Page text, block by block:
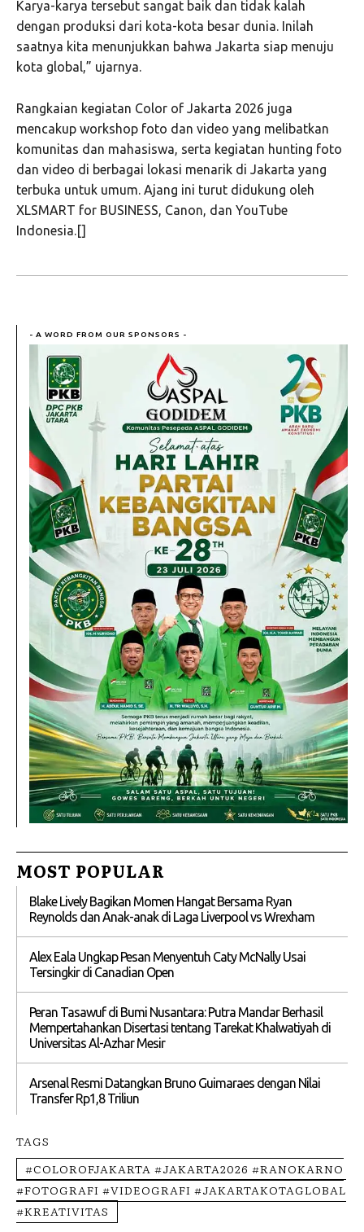
Karya-karya tersebut sangat baik dan tidak kalah
dengan produksi dari kota-kota besar dunia. Inilah
saatnya kita menunjukkan bahwa Jakarta siap menuju
kota global,” ujarnya.
Rangkaian kegiatan Color of Jakarta 2026 juga
mencakup workshop foto dan video yang melibatkan
komunitas dan mahasiswa, serta kegiatan hunting foto
dan video di berbagai lokasi menarik di Jakarta yang
terbuka untuk umum. Ajang ini turut didukung oleh
XLSMART for BUSINESS, Canon, dan YouTube
Indonesia.[]
- A WORD FROM OUR SPONSORS -
MOST POPULAR
Blake Lively Bagikan Momen Hangat Bersama Ryan
Reynolds dan Anak-anak di Laga Liverpool vs Wrexham
Alex Eala Ungkap Pesan Menyentuh Caty McNally Usai
Tersingkir di Canadian Open
Peran Tasawuf di Bumi Nusantara: Putra Mandar Berhasil
Mempertahankan Disertasi tentang Tarekat Khalwatiyah di
Universitas Al-Azhar Mesir
Arsenal Resmi Datangkan Bruno Guimaraes dengan Nilai
Transfer Rp1,8 Triliun
TAGS
#COLOROFJAKARTA #JAKARTA2026 #RANOKARNO
#FOTOGRAFI #VIDEOGRAFI #JAKARTAKOTAGLOBAL
#KREATIVITAS